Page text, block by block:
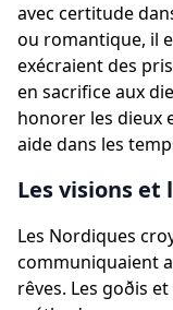
avec certitude
ou romantique, il
exécraient des
en sacrifice aux
honorer les dieux
aide dans les
Les visions et
Les Nordiques
communiquaient
rêves. Les goðis